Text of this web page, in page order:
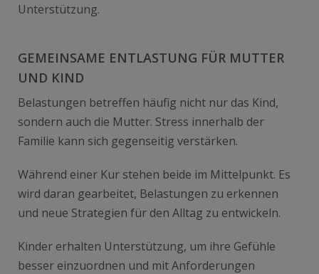
Unterstützung.
GEMEINSAME ENTLASTUNG FÜR MUTTER
UND KIND
Belastungen betreffen häufig nicht nur das Kind,
sondern auch die Mutter. Stress innerhalb der
Familie kann sich gegenseitig verstärken.
Während einer Kur stehen beide im Mittelpunkt. Es
wird daran gearbeitet, Belastungen zu erkennen
und neue Strategien für den Alltag zu entwickeln.
Kinder erhalten Unterstützung, um ihre Gefühle
besser einzuordnen und mit Anforderungen